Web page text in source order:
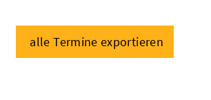
alle Termine exportieren